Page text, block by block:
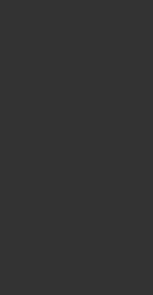
ラップドレス